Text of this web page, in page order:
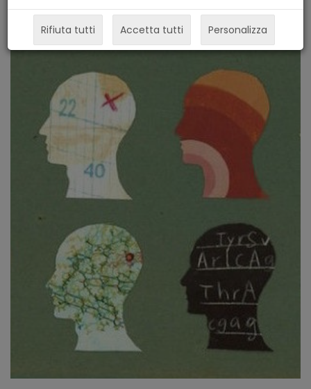
Rifiuta tutti Accetta tutti Personalizza